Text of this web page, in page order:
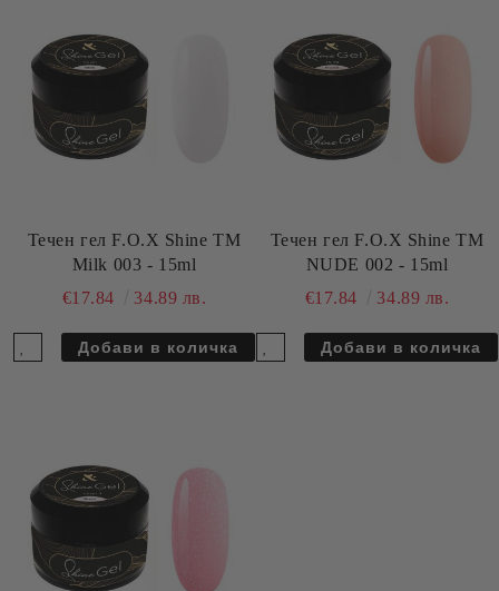
Течен гел F.O.X Shine TM
Milk 003 - 15ml
€17.84
34.89 лв.
Течен гел F.O.X Shine TM
NUDE 002 - 15ml
€17.84
34.89 лв.